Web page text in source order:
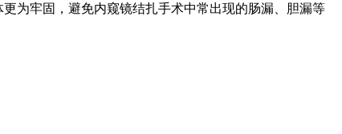
为牢固，避免内窥镜结扎手术中常出现的肠漏、胆漏等